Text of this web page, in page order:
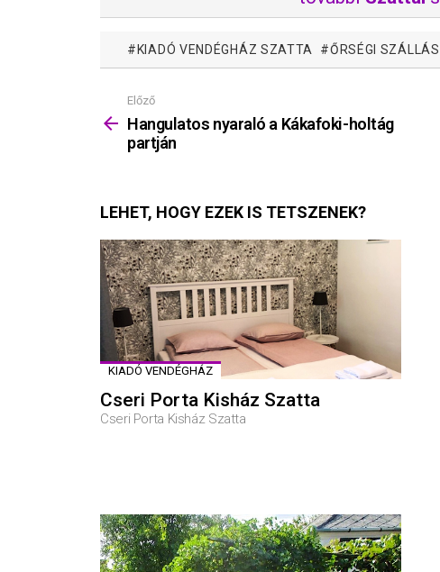
KIADÓ VENDÉGHÁZ SZATTA ŐRSÉGI
Mutass
többet
Előző
Hangulatos nyaraló a Kákafoki-holtág
partján
LEHET, HOGY EZEK IS TETSZENEK?
KIADÓ VENDÉGHÁZ
Cseri Porta Kisház Szatta
Cseri Porta Kisház Szatta